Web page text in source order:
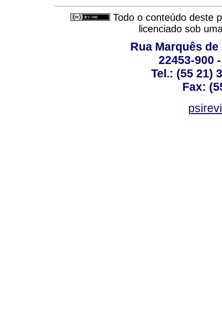
Todo o conteúdo deste
licenciado sob
Rua Marquês de
22453-900
Tel.: (55 21)
Fax: